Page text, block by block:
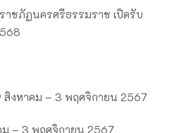
ชภัฏนครศรีธรรมราช เปิดรับ
สิงหาคม – 3 พฤศจิกายน 2567
ม – 3 พฤศจิกายน 2567